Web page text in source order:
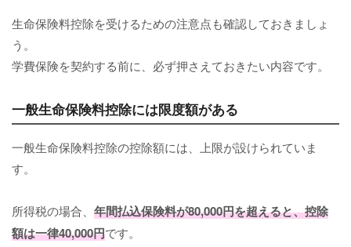
生命保険料控除を受けるための注意点も確認しておきましょ
う。
学費保険を契約する前に、必ず押さえておきたい内容です。
一般生命保険料控除には限度額がある
一般生命保険料控除の控除額には、上限が設けられていま
す。
所得税の場合、 年間払込保険料が80,000円を超えると、控除
額は一律40,000円です。